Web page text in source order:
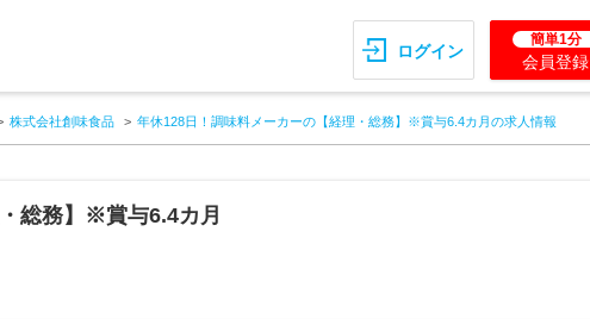
ログイン
簡単1分
会員登録
株式会社創味食品 年休128日！調味料メーカーの【経理・総務】※賞与6.4カ月の求人情報
総務】※賞与6.4カ月